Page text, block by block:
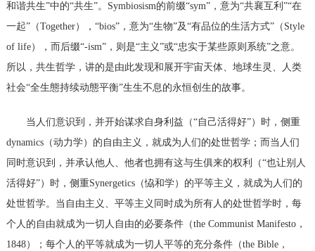
和谐共生”中的“共生”。Symbiosism的前缀“sym”，意为“共襄互利”“在
一起”（Together），“bios”，意为“生物”及“有品位的生活方式”（Style
of life），而后缀“-ism”，则是“主义”或“忠实于某些原则系统”之意。
所以，共生哲学，讲的是由此发现和展开宇宙天体、地球生 灵、人类
社会“全生態持续动態平衡”生生不息的永恒创生的故事。
当人们意识到，并开始谋求自身利益（“自己活得好”）时，侧重
dynamics（动力学）的自由主义，就成为人们的处世哲学；而当人们
同时意识到，并承认他人、他者也拥有这与生俱来的权利（“也让别人
活得好”）时，侧重Synergetics（恊和学）的平等主义，就成为人们的
处世哲学。当自由主义、平等主义同时成为所有人的处世哲学时，每
个人的自由就成为一切人自由的必要条件（the Communist Manifesto，
1848）；每个人的平等就成为一切人平等的充分条件（the Bible，